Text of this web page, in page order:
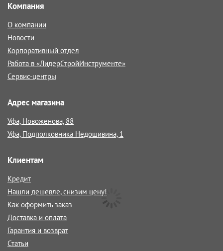
Компания
О компании
Новости
Корпоративный отдел
Работа в «ЛидерСтройИнструменте»
Сервис-центры
Адрес магазина
Уфа, Новоженова, 88
Уфа, Подполковника Недошивина, 1
Клиентам
Кредит
Нашли дешевле, снизим цену!
Как оформить заказ
Доставка и оплата
Гарантия и возврат
Статьи